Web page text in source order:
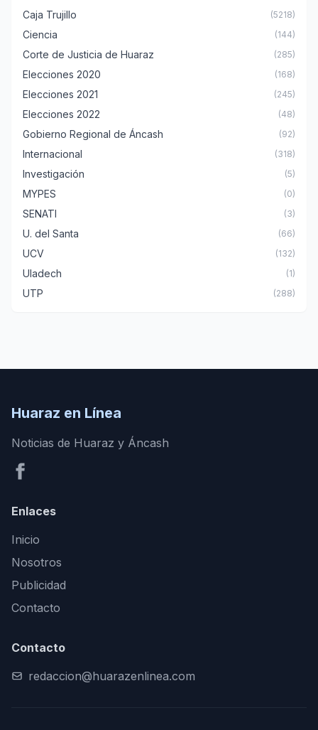
Caja Trujillo (5218)
Ciencia (144)
Corte de Justicia de Huaraz (285)
Elecciones 2020 (168)
Elecciones 2021 (245)
Elecciones 2022 (48)
Gobierno Regional de Áncash (92)
Internacional (318)
Investigación (5)
MYPES (0)
SENATI (3)
U. del Santa (66)
UCV (132)
Uladech (1)
UTP (288)
Huaraz en Línea
Noticias de Huaraz y Áncash
Enlaces
Inicio
Nosotros
Publicidad
Contacto
Contacto
redaccion@huarazenlinea.com